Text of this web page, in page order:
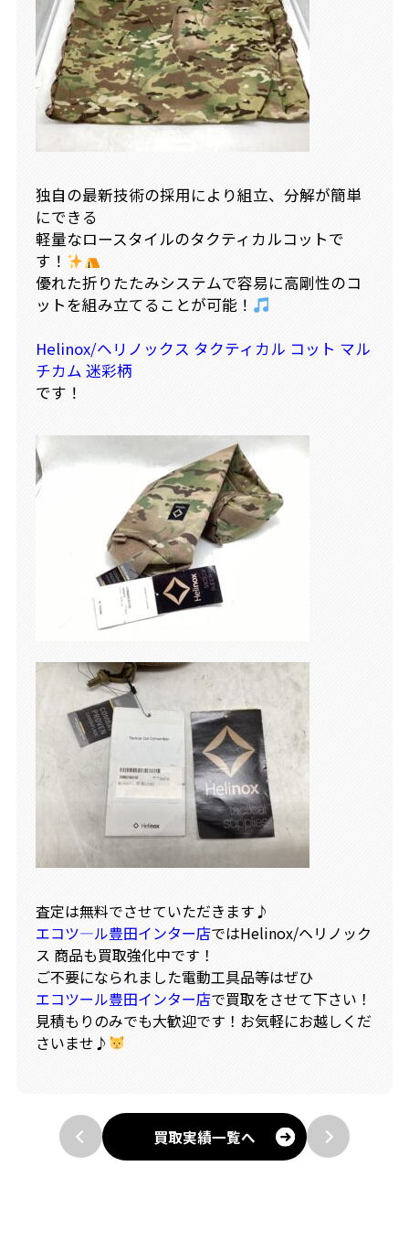
独自の最新技術の採用により組立、分解が簡単
にできる
軽量なロースタイルのタクティカルコットで
す！
優れた折りたたみシステムで容易に高剛性のコ
ットを組み立てることが可能！
Helinox/ヘリノックス タクティカル コット マル
チカム 迷彩柄
です！
査定は無料でさせていただきます♪
エコツ―ル豊田インター店ではHelinox/ヘリノック
ス 商品も買取強化中です！
ご不要になられました電動工具品等はぜひ
エコツール豊田インター店で買取をさせて下さい！
見積もりのみでも大歓迎です！お気軽にお越しくだ
さいませ♪
買取実績一覧へ